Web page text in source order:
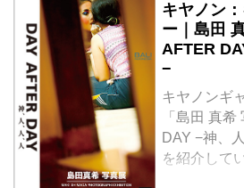
キヤノン
ー｜島田
AFTER
−
キヤノンギ
「島田 真
DAY −神、
を紹介して